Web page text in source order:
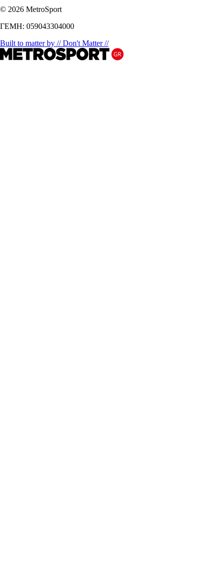
© 2026 MetroSport
ΓΕΜΗ: 059043304000
Built to matter by // Don't Matter //